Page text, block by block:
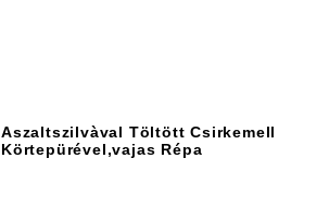
Aszaltszilvàval Töltött Csirkemell
Körtepürével,vajas Répa